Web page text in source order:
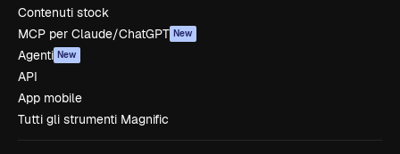
Contenuti stock
MCP per Claude/ChatGPT New
Agenti New
API
App mobile
Tutti gli strumenti Magnific